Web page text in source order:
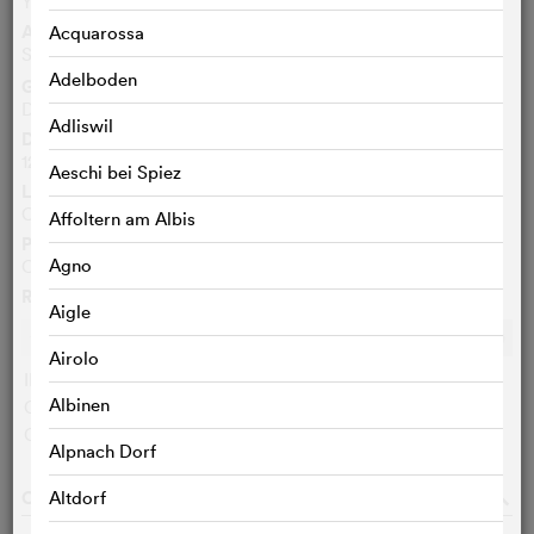
Acquarossa
Adelboden
Adliswil
Aeschi bei Spiez
Affoltern am Albis
Agno
Aigle
Airolo
Albinen
Alpnach Dorf
Altdorf
Autres titres
Salé sucré FR
Genre
Drame, Comédie
Durée
123 Min.
Langue originale
Chinois
Prix importants
Oscar 1995: Meilleur film en langue étrangère (Nomination)
Ratings
ccccccccc Ø 7,9/10
IMDB:
7,8 (25376)
Cinefile-User:
Critiques : < 3 VOTES
CASTING & EQUIPE TECHNIQUE